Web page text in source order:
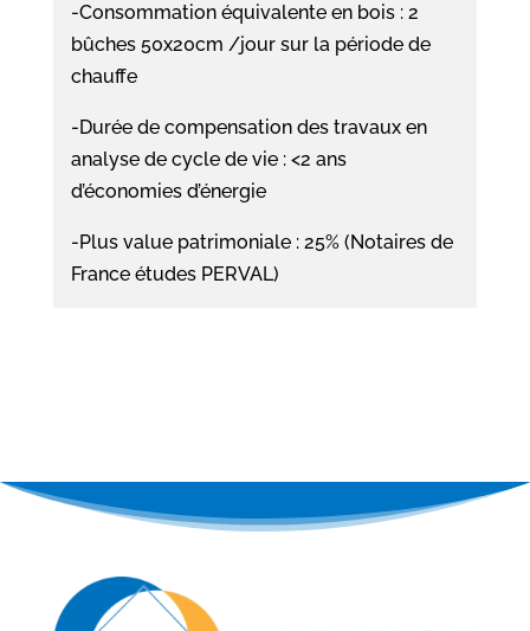
-Consommation équivalente en bois : 2
bûches 50x20cm /jour sur la période de
chauffe
-Durée de compensation des travaux en
analyse de cycle de vie : <2 ans
d’économies d’énergie
-Plus value patrimoniale : 25% (Notaires de
France études PERVAL)